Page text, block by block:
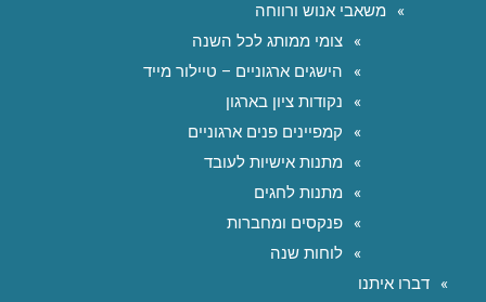
משאבי אנוש ורווחה
צומי ממותג לכל השנה
הישגים ארגוניים – טיילור מייד
נקודות ציון בארגון
קמפיינים פנים ארגוניים
מתנות אישיות לעובד
מתנות לחגים
פנקסים ומחברות
לוחות שנה
דברו איתנו